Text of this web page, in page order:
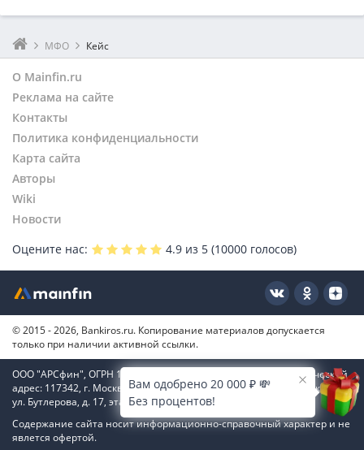
МФО Кейс
О Mainfin.ru
Реклама на сайте
Контакты
Политика конфиденциальности
Карта сайта
Авторы
Wiki
Новости
Оцените нас:
4.9 из 5 (10000 голосов)
© 2015 - 2026, Bankiros.ru. Копирование материалов допускается
только при наличии активной ссылки.
ООО "АРСфин", ОГРН 1187746346556, ИНН 7722445717, юридический
адрес: 117342, г. Москва, вн. тер. г. муниципальный округ Коньково,
ул. Бутлерова, д. 17, этаж 4, ком. 66
Содержание сайта носит информационно-справочный характер и не
явлется офертой.
Вам одобрено 20 000 ₽ 💸
Без процентов!